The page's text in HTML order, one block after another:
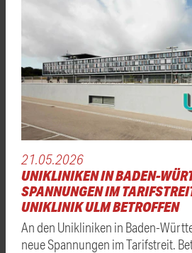
21.05.2026
UNIKLINIKEN IN BADEN-
SPANNUNGEN IM
UNIKLINIK ULM BETROFFEN
An den Unikliniken in Baden-
neue Spannungen im Tarifstreit.